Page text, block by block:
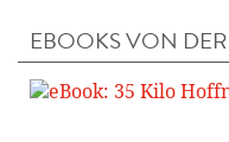
EBOOKS VON